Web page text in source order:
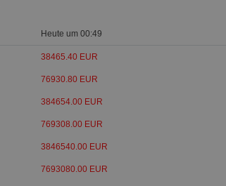
Heute um 00:49
38465.40 EUR
76930.80 EUR
384654.00 EUR
769308.00 EUR
3846540.00 EUR
7693080.00 EUR